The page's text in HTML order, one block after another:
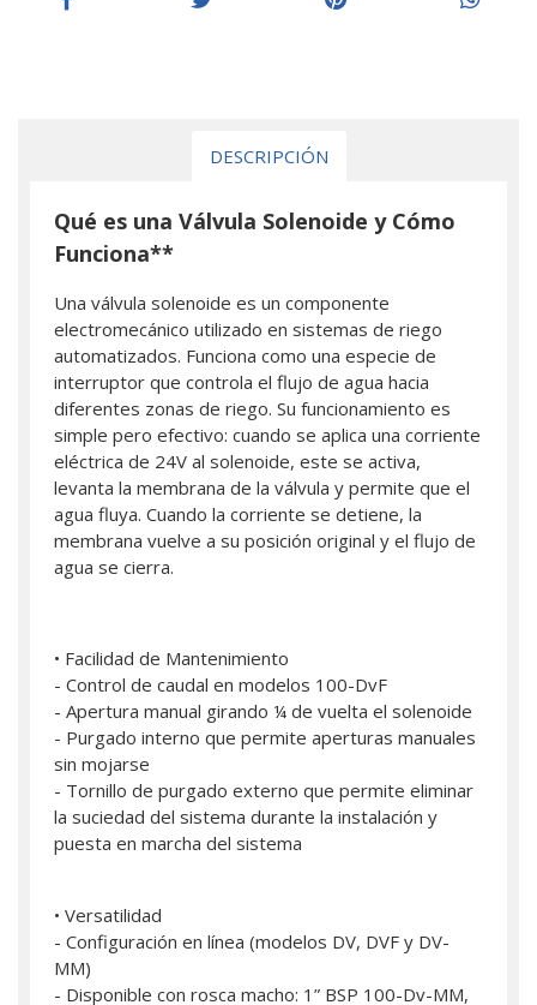
DESCRIPCIÓN
Qué es una Válvula Solenoide y Cómo
Funciona**
Una válvula solenoide es un componente
electromecánico utilizado en sistemas de riego
automatizados. Funciona como una especie de
interruptor que controla el flujo de agua hacia
diferentes zonas de riego. Su funcionamiento es
simple pero efectivo: cuando se aplica una corriente
eléctrica de 24V al solenoide, este se activa,
levanta la membrana de la válvula y permite que el
agua fluya. Cuando la corriente se detiene, la
membrana vuelve a su posición original y el flujo de
agua se cierra.
• Facilidad de Mantenimiento
- Control de caudal en modelos 100-DvF
- Apertura manual girando ¼ de vuelta el solenoide
- Purgado interno que permite aperturas manuales
sin mojarse
- Tornillo de purgado externo que permite eliminar
la suciedad del sistema durante la instalación y
puesta en marcha del sistema
• Versatilidad
- Configuración en línea (modelos DV, DVF y DV-
MM)
- Disponible con rosca macho: 1” BSP 100-Dv-MM,